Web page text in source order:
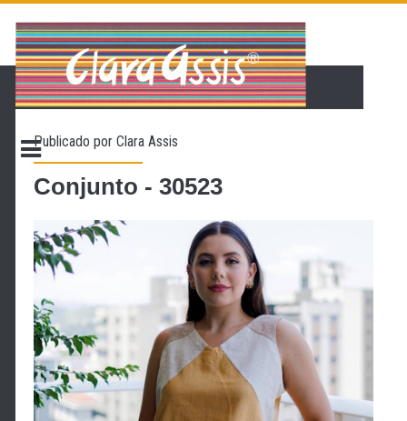
PÁGINA INICIAL
LOJA VIRTUAL
CONTATO
PROMOÇÃO
Publicado porClara Assis
Conjunto - 30523